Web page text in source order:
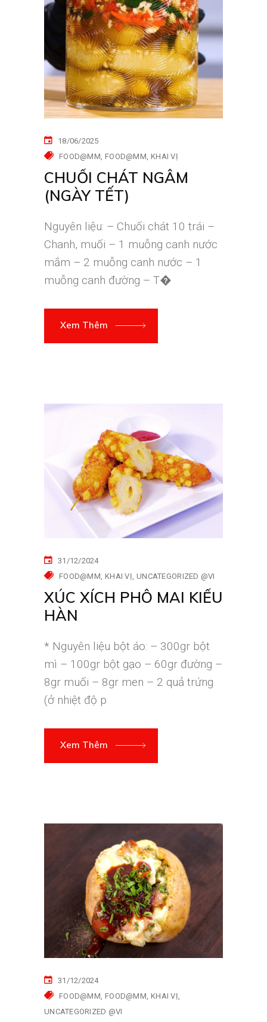
18/06/2025
FOOD@MM FOOD@MM KHAI VỊ
CHUỐI CHÁT NGÂM
(NGÀY TẾT)
Nguyên liệu: – Chuối chát 10 trái –
Chanh, muối – 1 muỗng canh nước
mắm – 2 muỗng canh nước – 1
muỗng canh đường – T�
Xem Thêm
31/12/2024
FOOD@MM KHAI VỊ UNCATEGORIZED @VI
XÚC XÍCH PHÔ MAI KIỂU
HÀN
* Nguyên liệu bột áo: – 300gr bột
mì – 100gr bột gạo – 60gr đường –
8gr muối – 8gr men – 2 quả trứng
(ở nhiệt độ p
Xem Thêm
31/12/2024
FOOD@MM FOOD@MM KHAI VỊ
UNCATEGORIZED @VI